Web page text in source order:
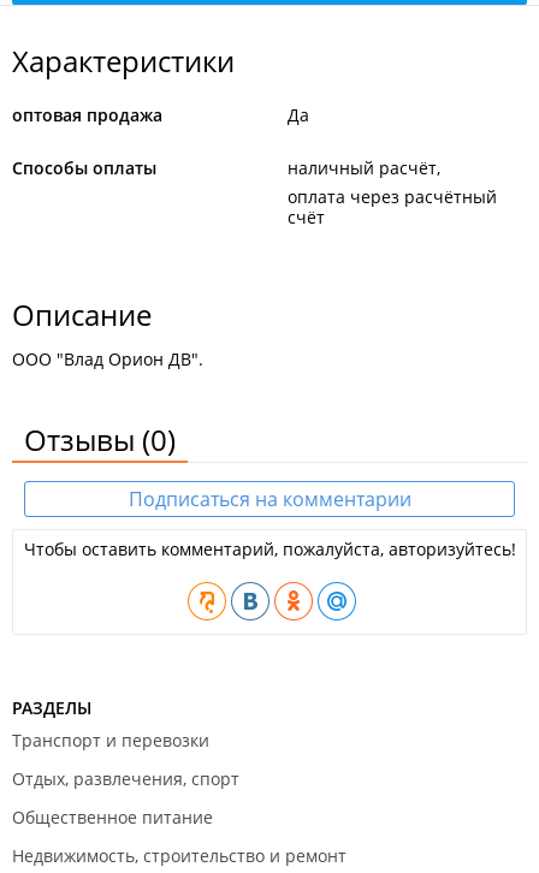
Характеристики
оптовая продажа Да
Способы оплаты
наличный расчёт
оплата через расчётный
счёт
Описание
ООО "Влад Орион ДВ".
Отзывы (0)
Подписаться на комментарии
Чтобы оставить комментарий, пожалуйста, авторизуйтесь!
РАЗДЕЛЫ
Транспорт и перевозки
Отдых, развлечения, спорт
Общественное питание
Недвижимость, строительство и ремонт